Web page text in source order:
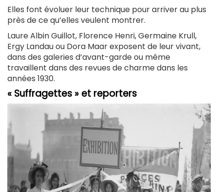
Elles font évoluer leur technique pour arriver au plus
près de ce qu’elles veulent montrer.
Laure Albin Guillot, Florence Henri, Germaine Krull,
Ergy Landau ou Dora Maar exposent de leur vivant,
dans des galeries d’avant-garde ou même
travaillent dans des revues de charme dans les
années 1930.
« Suffragettes » et reporters